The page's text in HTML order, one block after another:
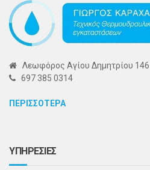
Λεωφόρος Αγίου Δημητρίου 146
697 385 0314
ΠΕΡΙΣΣΟΤΕΡΑ
ΥΠΗΡΕΣΙΕΣ